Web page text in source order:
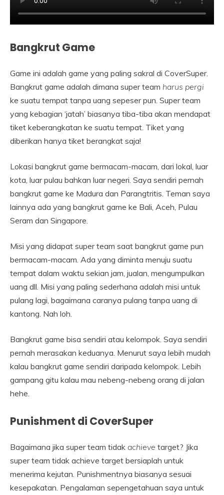
Bangkrut Game
Game ini adalah game yang paling sakral di CoverSuper.
Bangkrut game adalah dimana super team harus pergi
ke suatu tempat tanpa uang sepeser pun. Super team
yang kebagian ‘jatah’ biasanya tiba-tiba akan mendapat
tiket keberangkatan ke suatu tempat. Tiket yang
diberikan hanya tiket berangkat saja!
Lokasi bangkrut game bermacam-macam, dari lokal, luar
kota, luar pulau bahkan luar negeri. Saya sendiri pernah
bangkrut game ke Madura dan Parangtritis. Teman saya
lainnya ada yang bangkrut game ke Bali, Aceh, Pulau
Seram dan Singapore.
Misi yang didapat super team saat bangkrut game pun
bermacam-macam. Ada yang diminta menuju suatu
tempat dalam waktu sekian jam, jualan, mengumpulkan
uang dll. Misi yang paling sederhana adalah misi untuk
pulang lagi, bagaimana caranya pulang tanpa uang di
kantong. Nah loh.
Bangkrut game bisa sendiri atau kelompok. Saya sendiri
pernah merasakan keduanya. Menurut saya lebih mudah
kalau bangkrut game sendiri daripada kelompok. Lebih
gampang gitu kalau mau nebeng-nebeng orang di jalan
hehe.
Punishment di CoverSuper
Bagaimana jika super team tidak achieve target? Jika
super team tidak achieve target bersiaplah untuk
menerima kejutan. Punishmentnya biasanya sesuai
kesepakatan. Pengalaman sepengetahuan saya untuk